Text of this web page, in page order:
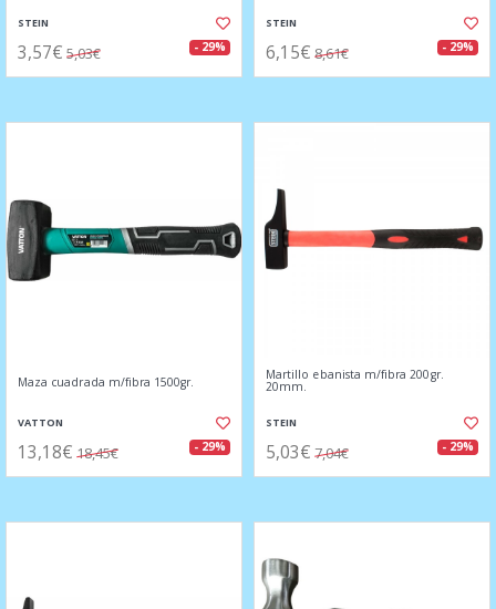
STEIN
3,57€ 5,03€ - 29%
STEIN
6,15€ 8,61€ - 29%
Maza cuadrada m/fibra 1500gr.
VATTON
13,18€ 18,45€ - 29%
Martillo ebanista m/fibra 200gr.
20mm.
STEIN
5,03€ 7,04€ - 29%